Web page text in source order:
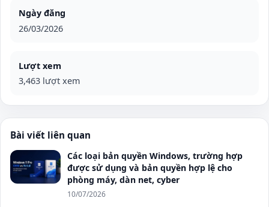
Ngày đăng
26/03/2026
Lượt xem
3,463 lượt xem
Bài viết liên quan
Các loại bản quyền Windows, trường hợp
được sử dụng và bản quyền hợp lệ cho
phòng máy, dàn net, cyber
10/07/2026